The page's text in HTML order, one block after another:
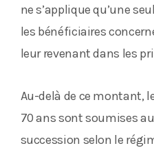
ne s’applique qu’une
les bénéficiaires
leur revenant dans les
Au-delà de ce montant,
70 ans sont soumises
succession selon le